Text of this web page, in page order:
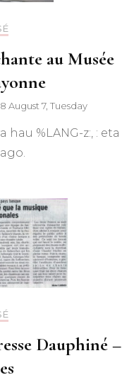
au Musée
August 7, Tuesday
%LANG-z:, : eta
Dauphiné –